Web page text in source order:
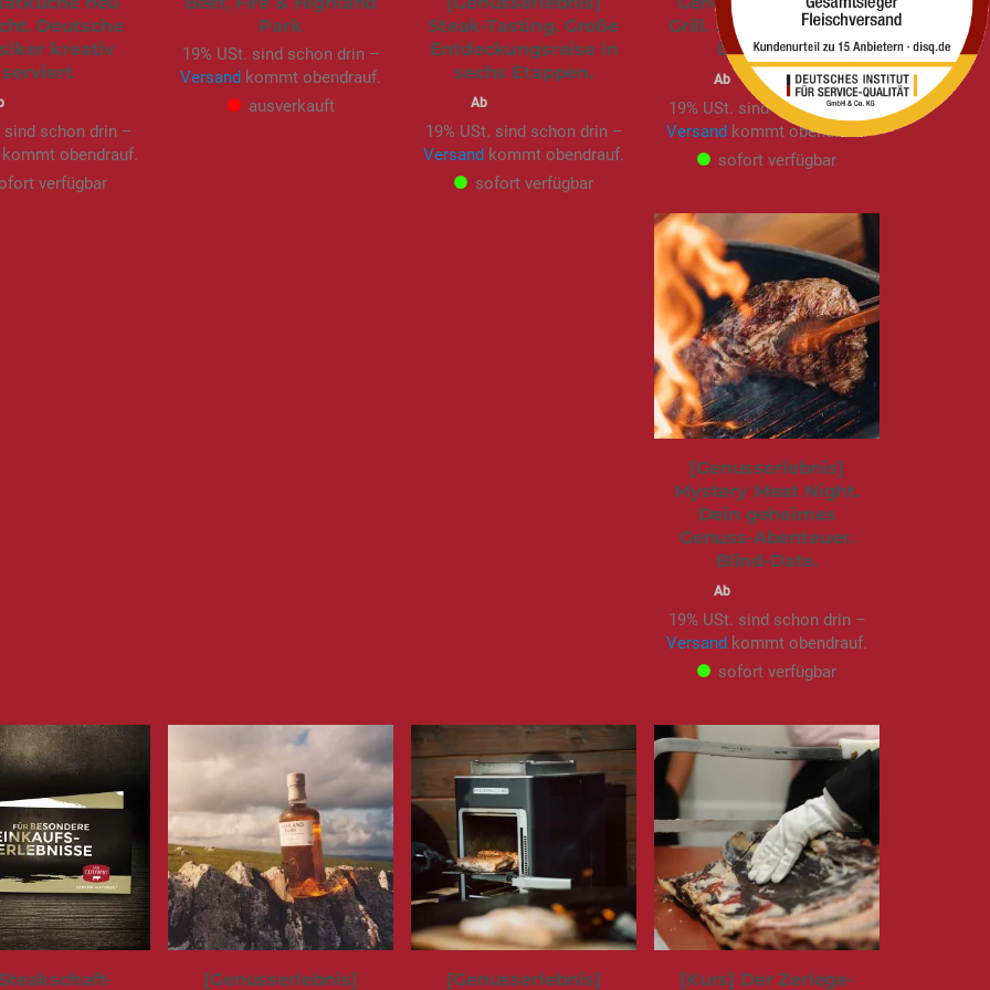
Deutsche
kreativ
serviert
sind schon drin –
obendrauf.
verfügbar
Park
19% USt. sind schon drin –
Versand kommt obendrauf.
ausverkauft
Steak-Tasting. Große
Entdeckungsreise in
sechs Etappen.
Ab
19% USt. sind schon drin –
Versand kommt obendrauf.
sofort verfügbar
Grill. Special Cuts, die
begeistern
Ab 165,00 €
19% USt. sind schon drin –
Versand kommt obendrauf.
sofort verfügbar
[Genusserlebnis]
Mystery Meat Night.
Dein geheimes
Genuss-Abenteuer.
Blind-Date.
Ab
19% USt. sind schon drin –
Versand kommt obendrauf.
sofort verfügbar
[Genusserlebnis] [Genusserlebnis] [Kurs] Der Zerlege-